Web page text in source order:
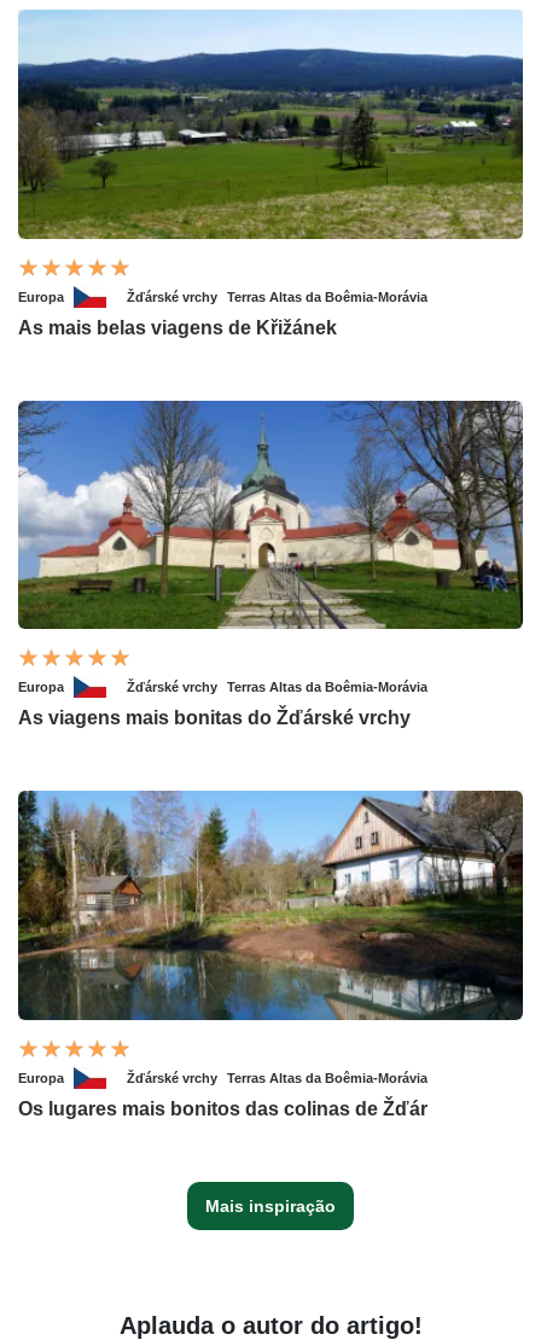
Europa Žďárské vrchy Terras Altas da Boêmia-Morávia
As mais belas viagens de Křižánek
Europa Žďárské vrchy Terras Altas da Boêmia-Morávia
As viagens mais bonitas do Žďárské vrchy
Europa Žďárské vrchy Terras Altas da Boêmia-Morávia
Os lugares mais bonitos das colinas de Žďár
Mais inspiração
Aplauda o autor do artigo!